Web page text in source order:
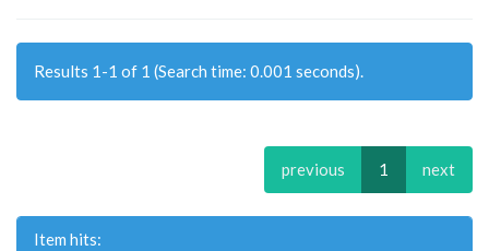
Results 1-1 of 1 (Search time: 0.001 seconds).
previous 1 next
Item hits: